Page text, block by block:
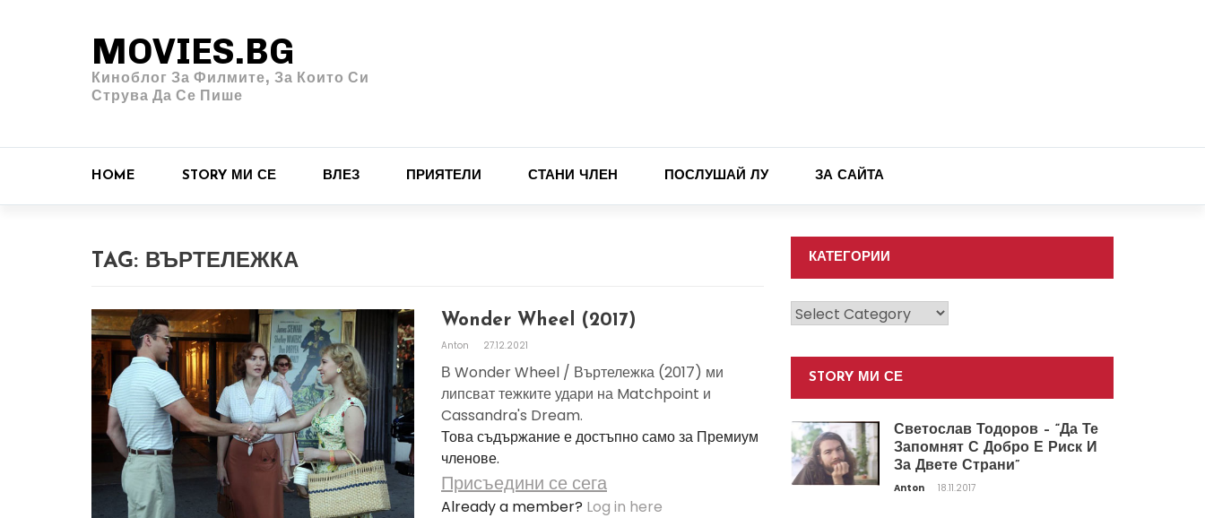
MOVIES.BG
Киноблог За Филмите, За Които Си
Струва Да Се Пише
HOME STORY МИ СЕ ВЛЕЗ ПРИЯТЕЛИ СТАНИ ЧЛЕН ПОСЛУШАЙ ЛУ ЗА САЙТА
TAG: ВЪРТЕЛЕЖКА
Wonder Wheel (2017)
Anton 27.12.2021
В Wonder Wheel / Въртележка (2017) ми
липсват тежките удари на Matchpoint и
Cassandra's Dream.
Това съдържание е достъпно само за Премиум
членове.
Присъедини се сега
Already a member? Log in here
КАТЕГОРИИ
Категории
STORY МИ СЕ
Светослав Тодоров – “Да Те
Запомнят С Добро Е Риск И
За Двете Страни”
Anton 18.11.2017